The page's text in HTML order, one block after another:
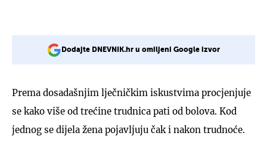
Dodajte DNEVNIK.hr u omiljeni Google izvor
Prema dosadašnjim lječničkim iskustvima procjenjuje
se kako više od trećine trudnica pati od bolova. Kod
jednog se dijela žena pojavljuju čak i nakon trudnoće.